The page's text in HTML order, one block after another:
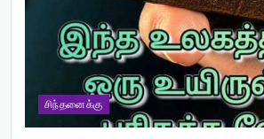
சிந்தனைக்கு